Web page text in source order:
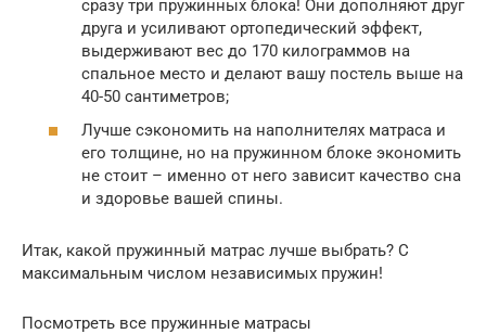
сразу три пружинных блока! Они дополняют друг
друга и усиливают ортопедический эффект,
выдерживают вес до 170 килограммов на
спальное место и делают вашу постель выше на
40-50 сантиметров;
Лучше сэкономить на наполнителях матраса и
его толщине, но на пружинном блоке экономить
не стоит – именно от него зависит качество сна
и здоровье вашей спины.
Итак, какой пружинный матрас лучше выбрать? С
максимальным числом независимых пружин!
Посмотреть все пружинные матрасы